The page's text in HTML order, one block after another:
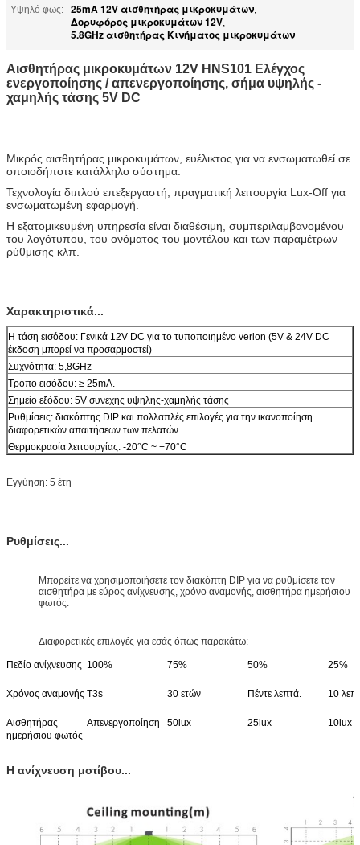
Υψηλό φως:
25mA 12V αισθητήρας μικροκυμάτων,
Δορυφόρος μικροκυμάτων 12V,
5.8GHz αισθητήρας Κινήματος μικροκυμάτων
Αισθητήρας μικροκυμάτων 12V HNS101 Ελέγχος
ενεργοποίησης / απενεργοποίησης, σήμα υψηλής -
χαμηλής τάσης 5V DC
Μικρός αισθητήρας μικροκυμάτων, ευέλικτος για να ενσωματωθεί σε
οποιοδήποτε κατάλληλο σύστημα.
Τεχνολογία διπλού επεξεργαστή, πραγματική λειτουργία Lux-Off για
ενσωματωμένη εφαρμογή.
Η εξατομικευμένη υπηρεσία είναι διαθέσιμη, συμπεριλαμβανομένου
του λογότυπου, του ονόματος του μοντέλου και των παραμέτρων
ρύθμισης κλπ.
Χαρακτηριστικά...
Η τάση εισόδου: Γενικά 12V DC για το τυποποιημένο verion (5V & 24V DC
έκδοση μπορεί να προσαρμοστεί)
Συχνότητα: 5,8GHz
Τρόπο εισόδου: ≥ 25mA.
Σημείο εξόδου: 5V συνεχής υψηλής-χαμηλής τάσης
Ρυθμίσεις: διακόπτης DIP και πολλαπλές επιλογές για την ικανοποίηση
διαφορετικών απαιτήσεων των πελατών
Θερμοκρασία λειτουργίας: -20°C ~ +70°C
Εγγύηση: 5 έτη
Ρυθμίσεις...
Μπορείτε να χρησιμοποιήσετε τον διακόπτη DIP για να ρυθμίσετε τον
αισθητήρα με εύρος ανίχνευσης, χρόνο αναμονής, αισθητήρα ημερήσιου
φωτός.
Διαφορετικές επιλογές για εσάς όπως παρακάτω:
Πεδίο ανίχνευσης 100% 75% 50% 25%
Χρόνος αναμονής Τ3s 30 ετών Πέντε λεπτά. 10
Αισθητήρας
ημερήσιου φωτός
Απενεργοποίηση 50lux 25lux 10lux
Η ανίχνευση μοτίβου...